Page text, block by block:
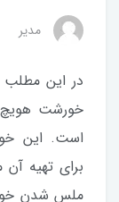
مدیر
در این
خورشت
است. این
برای تهیه آن
ملس شدن